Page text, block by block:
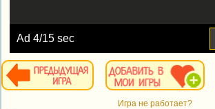
Ad4/15 sec
Игра не работает?